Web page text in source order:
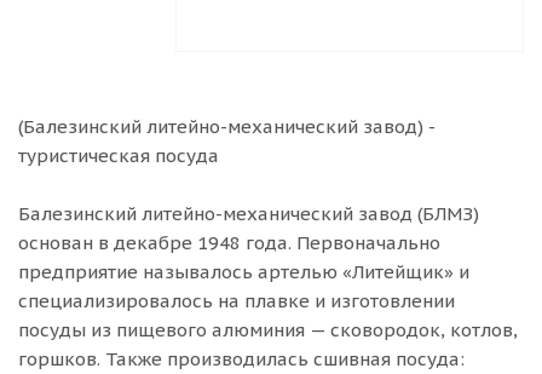
(Балезинский литейно-механический завод) -
туристическая посуда
Балезинский литейно-механический завод (БЛМЗ)
основан в декабре 1948 года. Первоначально
предприятие называлось артелью «Литейщик» и
специализировалось на плавке и изготовлении
посуды из пищевого алюминия — сковородок, котлов,
горшков. Также производилась сшивная посуда: